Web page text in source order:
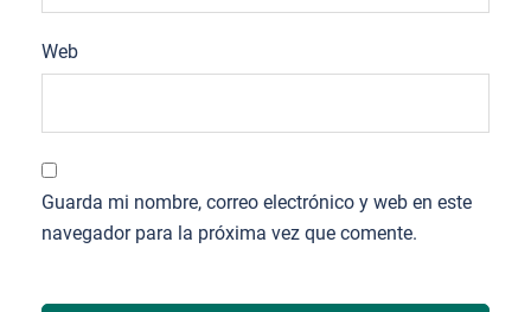
Web
Guarda mi nombre, correo electrónico y web en este
navegador para la próxima vez que comente.